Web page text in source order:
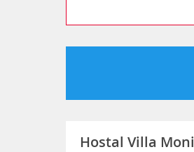
Hostal Villa